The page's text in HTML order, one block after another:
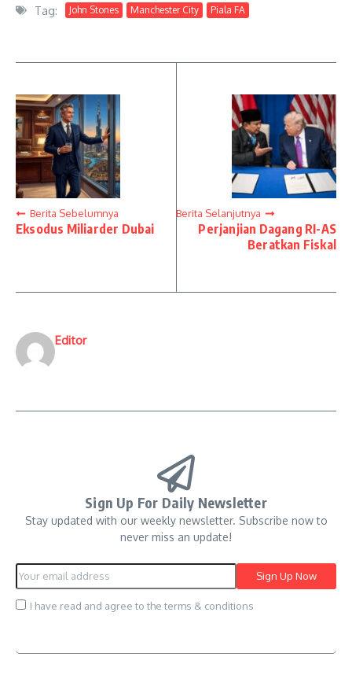
Tag: John Stones Manchester City Piala FA
Berita Sebelumnya
Eksodus Miliarder Dubai
Berita Selanjutnya
Perjanjian Dagang RI-AS
Beratkan Fiskal
Editor
Sign Up For Daily Newsletter
Stay updated with our weekly newsletter. Subscribe now to
never miss an update!
I have read and agree to the terms & conditions